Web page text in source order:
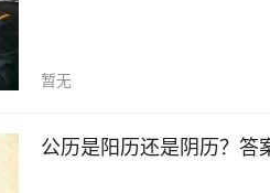
暂无
公历是阳历还是阴历？答